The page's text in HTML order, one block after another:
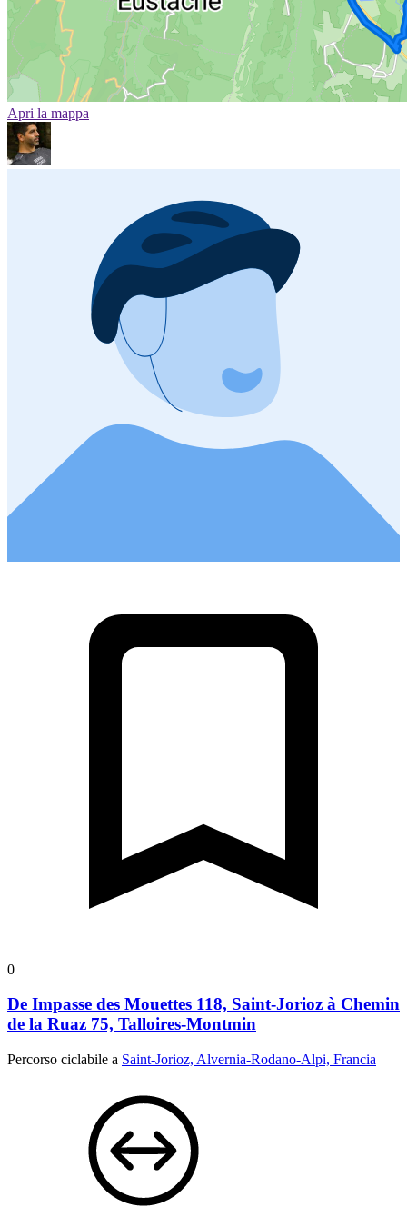
Apri la mappa
0
De Impasse des Mouettes 118, Saint-Jorioz à Chemin
de la Ruaz 75, Talloires-Montmin
Percorso ciclabile a Saint-Jorioz, Alvernia-Rodano-Alpi, Francia